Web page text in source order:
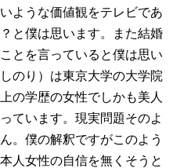
ような価値観をテレビであ
と僕は思います。また結婚
とを言っていると僕は思い
のり）は東京大学の大学院
の学歴の女性でしかも美人
ています。現実問題そのよ
。僕の解釈ですがこのよう
人女性の自信を無くそうと